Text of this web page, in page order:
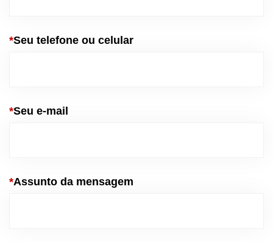
*Seu telefone ou celular
*Seu e-mail
*Assunto da mensagem